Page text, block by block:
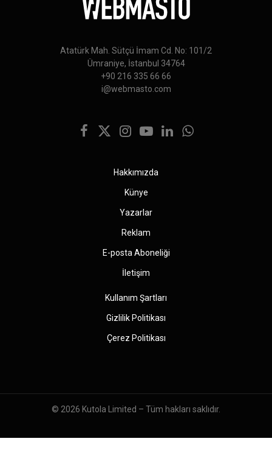
Atatürk Mah. Sütçü İmam Cd. No: 101/2
Ümraniye, İstanbul 34764
+90 216 335 66 66
i@webmasto.com
Facebook
X
Instagram
YouTubeLinkedInWhatsApp
Hakkımızda
Künye
Yazarlar
Reklam
E-posta Aboneliği
İletişim
Kullanım Şartları
Gizlilik Politikası
Çerez Politikası
© 2026 Kutola Limited – Tüm hakları saklıdır.